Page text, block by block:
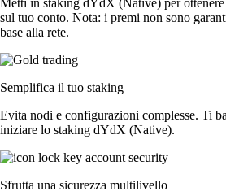
sul tuo conto. Nota: i premi non sono
base alla rete.
Semplifica il tuo staking
Evita nodi e configurazioni complesse. Ti
iniziare lo staking dYdX (Native).
Sfrutta una sicurezza multilivello